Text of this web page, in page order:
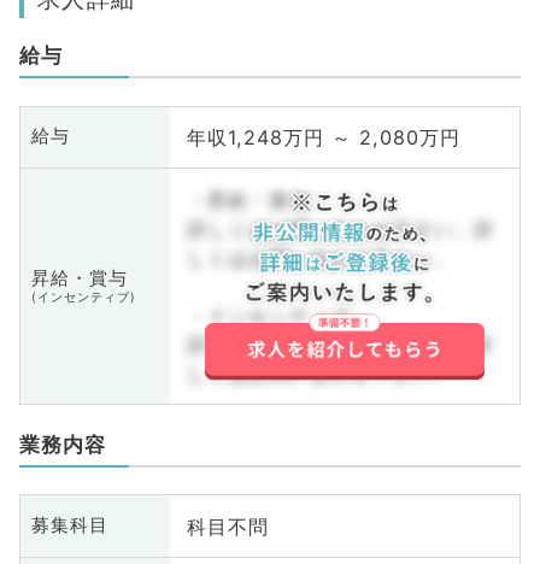
給与
給与 年収1,248万円 ～ 2,080万円
昇給・賞与
(インセンティブ)
・昇給・賞与
詳しくはお問い合わせ下さい。詳
しくはお問い合わせ下さい。
・インセンティブ
詳しくはお問い合わせ下さい。詳
しくはお問い合わせ下さい。
業務内容
募集科目 科目不問